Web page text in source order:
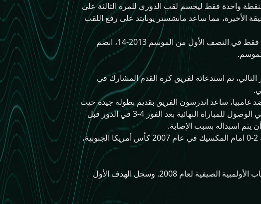
لنقطة واحدة فقط ليحسم لقب الدوري للمرة الثالثة على
الأخيرة، مما ساعد مانشستر يونايتد على رفع اللقب
بعد سقوطه من حسابات ديفيد مويس مدرب مانشستر يونايتد الجديد، ولعبه لثماني مباريات فقط في النصف الأول من الموسم 2013-14، انضم
في بطولة أمريكا الجنوبية تحت 17 عاما. في أكتوبر التالي، تم استدعائه لفريق كرة القدم المشارك في
غامبيا، ساعد اندرسون الفريق بقديم بطولة جيدة حيث
لعب المباريات بمستوى عالي وكانت البداية في المباراة ضد هولندا. بعد أن ساعد البرازيل في الوصول للمباراة النهائية بعد الفوز 4-3 في الدور قبل
لعب اندرسون أول مباراة دولية له مع الفريق البرازيلي الأول في 27 يونيو 2007 في هزيمته 2-0 امام المكسيك في عام 2007 كأس أمريكا الجنوبية،
في يوليو 2008، اختاره دونجا مدرب البرازيل ضمن الفريق المكون من 18 لاعب لدورة الألعاب الأولمبية الصيفية لعام 2008. وسجل الهدف الأول